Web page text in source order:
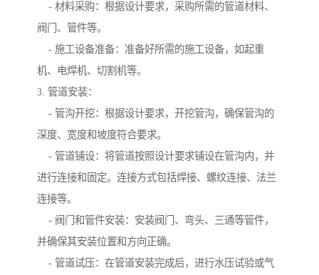
- 材料采购：根据设计要求，采购所需的管道材料、
阀门、管件等。
- 施工设备准备：准备好所需的施工设备，如起重
机、电焊机、切割机等。
3. 管道安装：
- 管沟开挖：根据设计要求，开挖管沟，确保管沟的
深度、宽度和坡度符合要求。
- 管道铺设：将管道按照设计要求铺设在管沟内，并
进行连接和固定。连接方式包括焊接、螺纹连接、法兰
连接等。
- 阀门和管件安装：安装阀门、弯头、三通等管件，
并确保其安装位置和方向正确。
- 管道试压：在管道安装完成后，进行水压试验或气